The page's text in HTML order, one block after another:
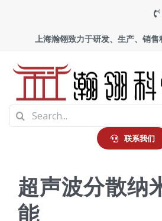
content上海瀚翎致力于研发、生产、销售
首页
应用
Search
for:
联系我们
超声波分散纳
能